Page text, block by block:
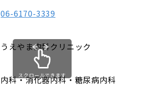
06-6170-3339
うえやま内科クリニック
内科・消化器内科・糖尿病内科
スクロールできます